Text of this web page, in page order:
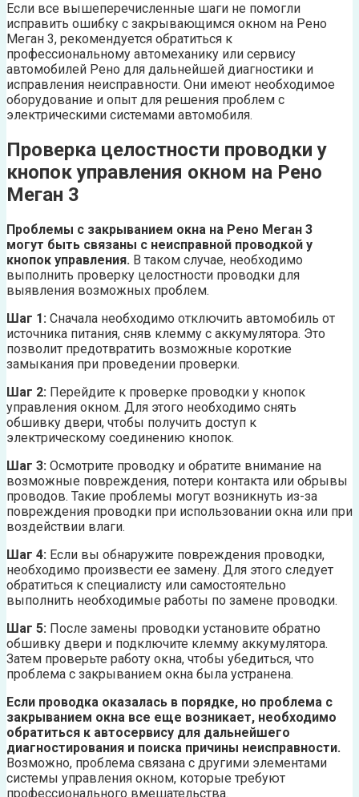
Если все вышеперечисленные шаги не помогли
исправить ошибку с закрывающимся окном на Рено
Меган 3, рекомендуется обратиться к
профессиональному автомеханику или сервису
автомобилей Рено для дальнейшей диагностики и
исправления неисправности. Они имеют необходимое
оборудование и опыт для решения проблем с
электрическими системами автомобиля.
Проверка целостности проводки у
кнопок управления окном на Рено
Меган 3
Проблемы с закрыванием окна на Рено Меган 3
могут быть связаны с неисправной проводкой у
кнопок управления. В таком случае, необходимо
выполнить проверку целостности проводки для
выявления возможных проблем.
Шаг 1: Сначала необходимо отключить автомобиль от
источника питания, сняв клемму с аккумулятора. Это
позволит предотвратить возможные короткие
замыкания при проведении проверки.
Шаг 2: Перейдите к проверке проводки у кнопок
управления окном. Для этого необходимо снять
обшивку двери, чтобы получить доступ к
электрическому соединению кнопок.
Шаг 3: Осмотрите проводку и обратите внимание на
возможные повреждения, потери контакта или обрывы
проводов. Такие проблемы могут возникнуть из-за
повреждения проводки при использовании окна или при
воздействии влаги.
Шаг 4: Если вы обнаружите повреждения проводки,
необходимо произвести ее замену. Для этого следует
обратиться к специалисту или самостоятельно
выполнить необходимые работы по замене проводки.
Шаг 5: После замены проводки установите обратно
обшивку двери и подключите клемму аккумулятора.
Затем проверьте работу окна, чтобы убедиться, что
проблема с закрыванием окна была устранена.
Если проводка оказалась в порядке, но проблема с
закрыванием окна все еще возникает, необходимо
обратиться к автосервису для дальнейшего
диагностирования и поиска причины неисправности.
Возможно, проблема связана с другими элементами
системы управления окном, которые требуют
профессионального вмешательства.